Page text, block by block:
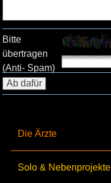
Die Ärzte
Solo & Nebenprojekte
Bitte
übertragen
(Anti- Spam)